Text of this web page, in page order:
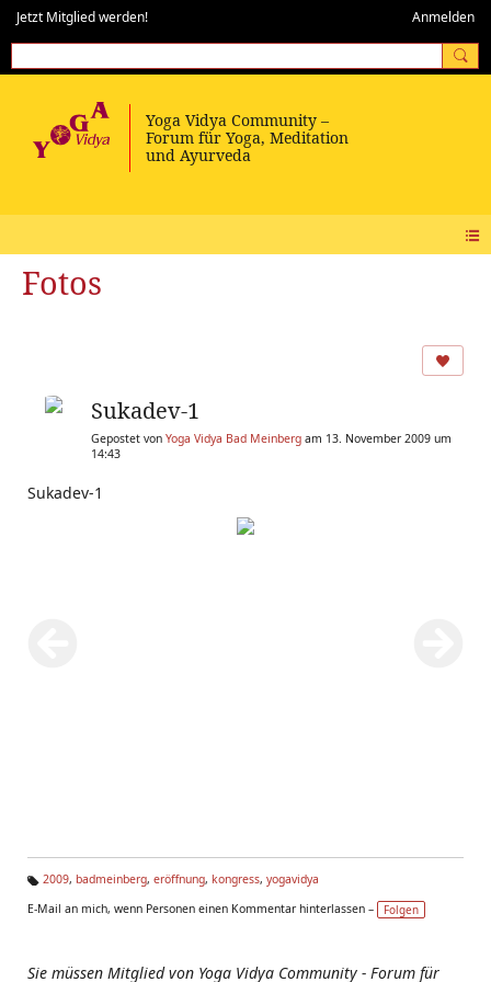
Jetzt Mitglied werden! Anmelden
Fotos
Sukadev-1
Gepostet von Yoga Vidya Bad Meinberg am 13. November 2009 um
14:43
Sukadev-1
g
2009, badmeinberg, eröffnung, kongress, yogavidya
E-Mail an mich, wenn Personen einen Kommentar hinterlassen –
Folgen
Sie müssen Mitglied von Yoga Vidya Community - Forum für